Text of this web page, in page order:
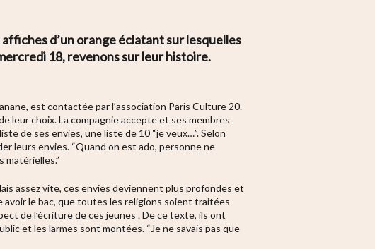
d’un orange éclatant sur lesquelles
18, revenons sur leur histoire.
est contactée par l’association Paris Culture 20.
leur choix. La compagnie accepte et ses membres
de ses envies, une liste de 10 “je veux…”. Selon
leurs envies. “Quand on est ado, personne ne
matérielles.”
assez vite, ces envies deviennent plus profondes et
le bac, que toutes les religions soient traitées
de l’écriture de ces jeunes . De ce texte, ils ont
et les larmes sont montées. “Je ne savais pas que